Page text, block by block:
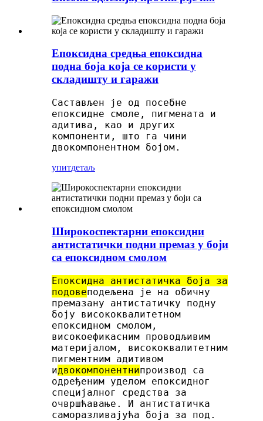
Епоксидна средња епоксидна
подна боја која се користи у
складишту и гаражи
Састављен је од посебне
епоксидне смоле, пигмената и
адитива, као и других
компоненти, што га чини
двокомпонентном бојом.
упитдетаљ
Широкоспектарни епоксидни
антистатички подни премаз у боји
са епоксидном смолом
Епоксидна антистатичка боја за
подовеподељена је на обичну
премазану антистатичку подну
боју висококвалитетном
епоксидном смолом,
високоефикасним проводљивим
материјалом, висококвалитетним
пигментним адитивом
идвокомпонентнипроизвод са
одређеним уделом епоксидног
специјалног средства за
очвршћавање. И антистатичка
саморазливајућа боја за под.